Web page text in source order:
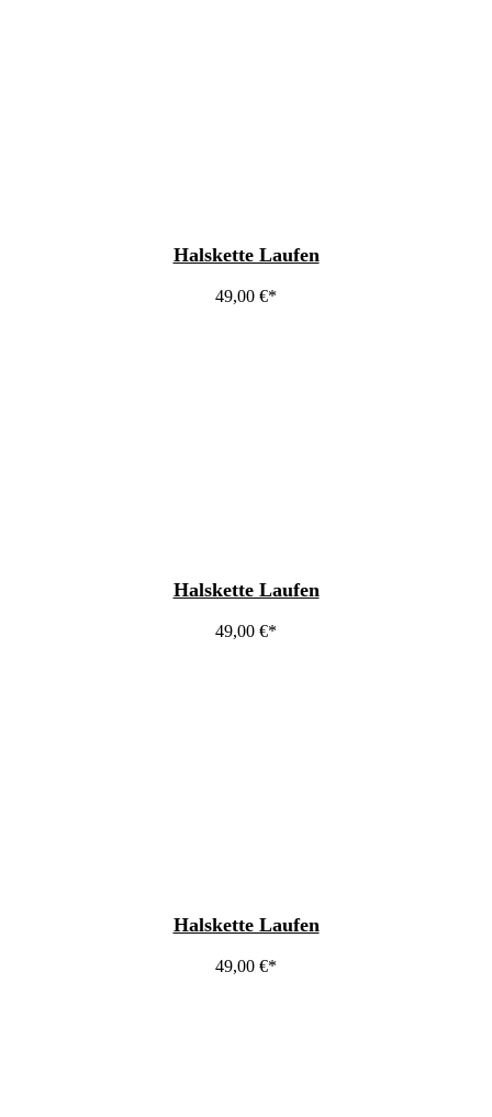
Halskette Laufen
49,00 €
Halskette Laufen
49,00 €
Halskette Laufen
49,00 €